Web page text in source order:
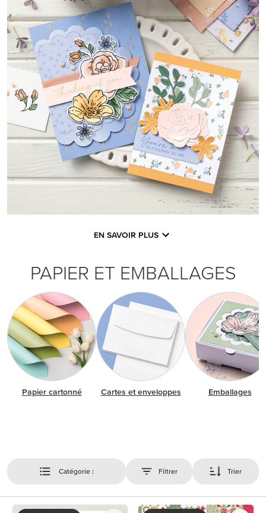
EN SAVOIR PLUS
PAPIER ET EMBALLAGES
Papier cartonné Cartes et enveloppes Emballages
Catégorie : Filtrer Trier